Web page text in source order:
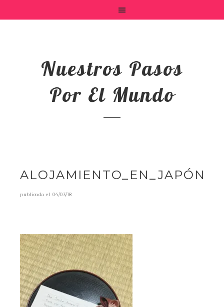
Nuestros Pasos
Por El Mundo
ALOJAMIENTO_EN_JAPÓN
publicada el 04/03/18